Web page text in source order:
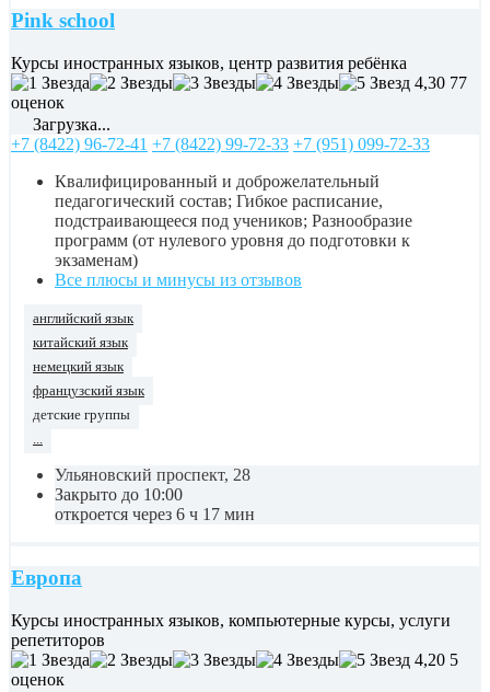
Pink school
Курсы иностранных языков, центр развития ребёнка
4,30 77
оценок
Загрузка...
+7 (8422) 96-72-41 +7 (8422) 99-72-33 +7 (951) 099-72-33
Квалифицированный и доброжелательный
педагогический состав; Гибкое расписание,
подстраивающееся под учеников; Разнообразие
программ (от нулевого уровня до подготовки к
экзаменам)
Все плюсы и минусы из отзывов
английский язык
китайский язык
немецкий язык
французский язык
детские группы
Ульяновский проспект, 28
Закрыто до 10:00
откроется через 6 ч 17 мин
Европа
Курсы иностранных языков, компьютерные курсы, услуги
репетиторов
4,20 5
оценок